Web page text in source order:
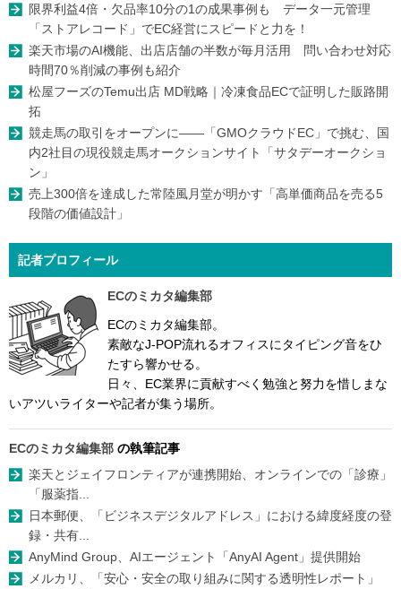
限界利益4倍・欠品率10分の1の成果事例も データ一元管理
「ストアレコード」でEC経営にスピードと力を！
楽天市場のAI機能、出店店舗の半数が毎月活用 問い合わせ対応
時間70％削減の事例も紹介
松屋フーズのTemu出店 MD戦略｜冷凍食品ECで証明した販路開
拓
競走馬の取引をオープンに――「GMOクラウドEC」で挑む、国
内2社目の現役競走馬オークションサイト「サタデーオークショ
ン」
売上300倍を達成した常陸風月堂が明かす「高単価商品を売る5
段階の価値設計」
記者プロフィール
ECのミカタ編集部
ECのミカタ編集部。
素敵なJ-POP流れるオフィスにタイピング音をひ
たすら響かせる。
日々、EC業界に貢献すべく勉強と努力を惜しまな
いアツいライターや記者が集う場所。
ECのミカタ編集部 の執筆記事
楽天とジェイフロンティアが連携開始、オンラインでの「診療」
「服薬指...
日本郵便、「ビジネスデジタルアドレス」における緯度経度の登
録・共有...
AnyMind Group、AIエージェント「AnyAI Agent」提供開始
メルカリ、「安心・安全の取り組みに関する透明性レポート」